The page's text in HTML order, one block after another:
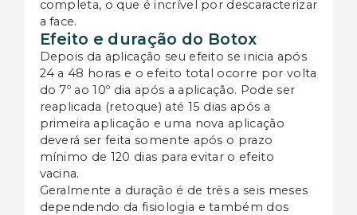
completa, o que é incrível por descaracterizar
a face.
Efeito e duração do Botox
Depois da aplicação seu efeito se inicia após
24 a 48 horas e o efeito total ocorre por volta
do 7º ao 10º dia após a aplicação. Pode ser
reaplicada (retoque) até 15 dias após a
primeira aplicação e uma nova aplicação
deverá ser feita somente após o prazo
mínimo de 120 dias para evitar o efeito
vacina.
Geralmente a duração é de três a seis meses
dependendo da fisiologia e também dos